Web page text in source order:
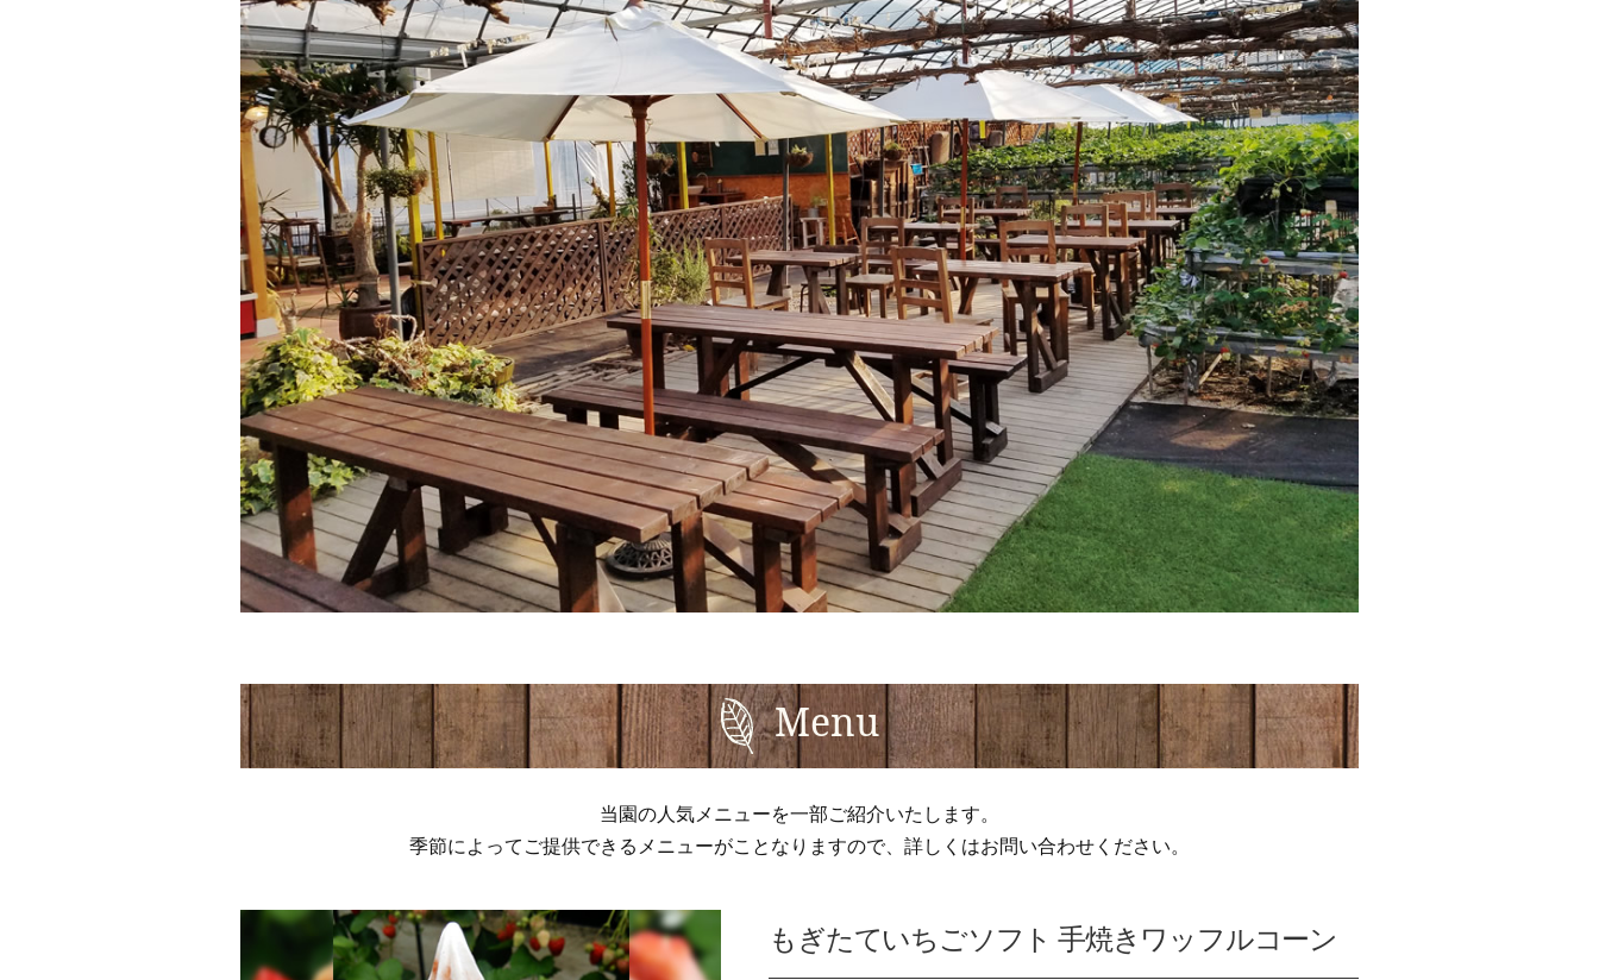
Menu
当園の人気メニューを一部ご紹介いたします。
季節によってご提供できるメニューがことなりますので、詳しくはお問い合わせください。
もぎたていちごソフト 手焼きワッフルコーン